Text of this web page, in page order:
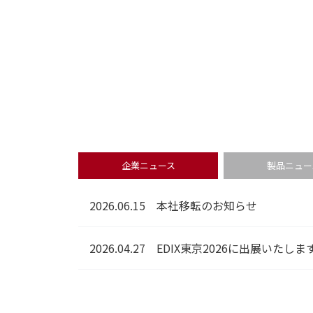
企業ニュース 製品ニュー
2026.06.15 本社移転のお知らせ
2026.04.27 EDIX東京2026に出展いたしま